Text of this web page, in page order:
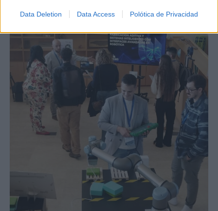
Data Deletion Data Access Polótica de Privacidad